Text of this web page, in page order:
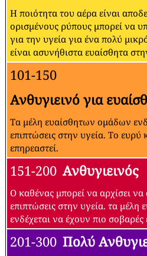
Η ποιότητα του αέρα είναι
ορισμένους ρύπους μπορεί να
για την υγεία για ένα πολύ
είναι ασυνήθιστα ευαίσθητα
101-150
Ανθυγιεινό για
Τα μέλη ευαίσθητων ομάδων
επιπτώσεις στην υγεία. Το ευρύ
επηρεαστεί.
151-200 Ανθυγιεινός
Ο καθένας μπορεί να αρχίσει να
επιπτώσεις στην υγεία. τα
ενδέχεται να έχουν πιο σοβαρές
201-300 Πολύ